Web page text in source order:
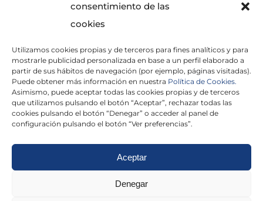
consentimiento de las
cookies
Utilizamos cookies propias y de terceros para fines analíticos y para
mostrarle publicidad personalizada en base a un perfil elaborado a
partir de sus hábitos de navegación (por ejemplo, páginas visitadas).
Puede obtener más información en nuestra Política de Cookies.
Asimismo, puede aceptar todas las cookies propias y de terceros
que utilizamos pulsando el botón “Aceptar”, rechazar todas las
cookies pulsando el botón “Denegar” o acceder al panel de
configuración pulsando el botón “Ver preferencias”.
Aceptar
Denegar
He leído y acepto laPolítica de Privacidad
Politica de cookies|Aviso Legal